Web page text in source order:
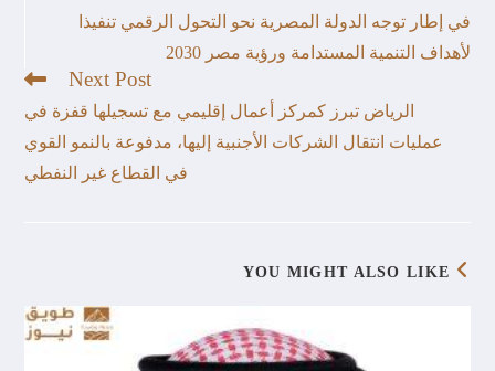
في إطار توجه الدولة المصرية نحو التحول الرقمي تنفيذا
لأهداف التنمية المستدامة ورؤية مصر 2030
Next Post
الرياض تبرز كمركز أعمال إقليمي مع تسجيلها قفزة في
عمليات انتقال الشركات الأجنبية إليها، مدفوعة بالنمو القوي
في القطاع غير النفطي
YOU MIGHT ALSO LIKE